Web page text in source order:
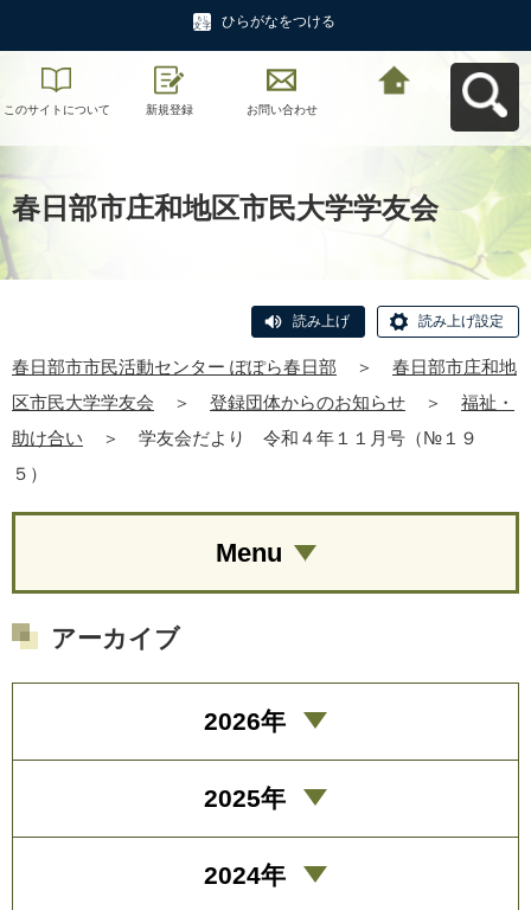
ひらがなをつける
このサイトについて 新規登録 お問い合わせ
春日部市庄和地区市民大学学友会
読み上げ 読み上げ設定
春日部市市民活動センター ぽぽら春日部 ＞
春日部市庄和地
区市民大学学友会
＞ 登録団体からのお知らせ ＞
福祉・
助け合い
＞
学友会だより 令和４年１１月号（№１９
５）
Menu
アーカイブ
2026年
2025年
2024年